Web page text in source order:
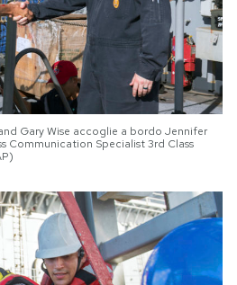
Gary Wise accoglie a bordo Jennifer
Communication Specialist 3rd Class